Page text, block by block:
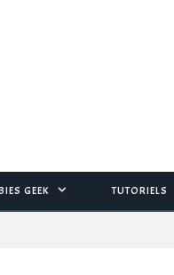
GEEK TUTORIELS